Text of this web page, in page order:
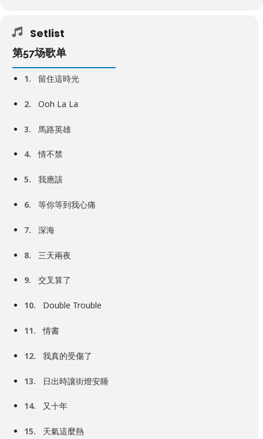
Setlist
第57场歌单
1. 留住這時光
2. Ooh La La
3. 馬路英雄
4. 情不禁
5. 我應該
6. 等你等到我心痛
7. 深海
8. 三天兩夜
9. 交叉算了
10. Double Trouble
11. 情書
12. 我真的受傷了
13. 日出時讓街燈安睡
14. 又十年
15. 天氣這麼熱